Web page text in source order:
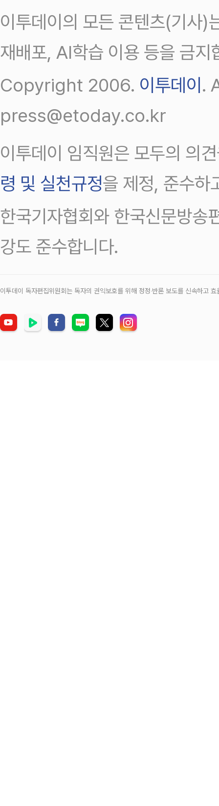
이투데이의 모든 콘텐츠(기사)
재배포, AI학습 이용 등을 금지
Copyright 2006. 이투데이.
press@etoday.co.kr
이투데이 임직원은 모두의 의
령 및 실천규정을 제정, 준수하
한국기자협회와 한국신문방송
강도 준수합니다.
이투데이 독자편집위원회는 독자의 권익보호를 위해 정정‧반론 보도를 신속하고